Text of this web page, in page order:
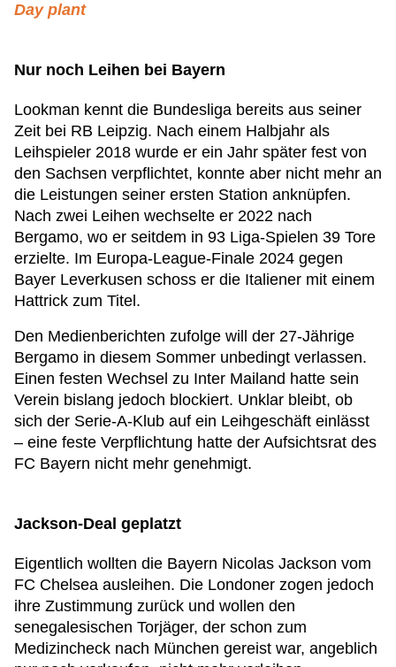
Day plant
Nur noch Leihen bei Bayern
Lookman kennt die Bundesliga bereits aus seiner
Zeit bei RB Leipzig. Nach einem Halbjahr als
Leihspieler 2018 wurde er ein Jahr später fest von
den Sachsen verpflichtet, konnte aber nicht mehr an
die Leistungen seiner ersten Station anknüpfen.
Nach zwei Leihen wechselte er 2022 nach
Bergamo, wo er seitdem in 93 Liga-Spielen 39 Tore
erzielte. Im Europa-League-Finale 2024 gegen
Bayer Leverkusen schoss er die Italiener mit einem
Hattrick zum Titel.
Den Medienberichten zufolge will der 27-Jährige
Bergamo in diesem Sommer unbedingt verlassen.
Einen festen Wechsel zu Inter Mailand hatte sein
Verein bislang jedoch blockiert. Unklar bleibt, ob
sich der Serie-A-Klub auf ein Leihgeschäft einlässt
– eine feste Verpflichtung hatte der Aufsichtsrat des
FC Bayern nicht mehr genehmigt.
Jackson-Deal geplatzt
Eigentlich wollten die Bayern Nicolas Jackson vom
FC Chelsea ausleihen. Die Londoner zogen jedoch
ihre Zustimmung zurück und wollen den
senegalesischen Torjäger, der schon zum
Medizincheck nach München gereist war, angeblich